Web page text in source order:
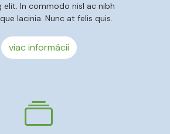
elit. In commodo nisl ac nibh
lacinia. Nunc at felis quis.
viac informácií